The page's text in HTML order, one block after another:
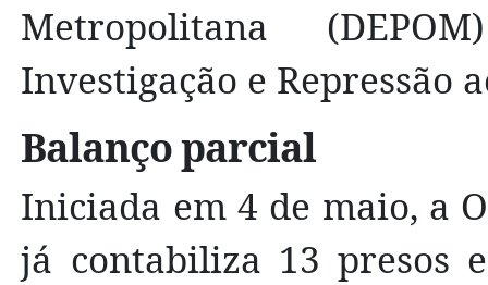
Metropolitana
Investigação e Repressão
Balanço parcial
Iniciada em 4 de maio, a
já contabiliza 13 presos